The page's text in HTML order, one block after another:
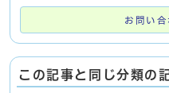
お問い合
この記事と同じ分類の